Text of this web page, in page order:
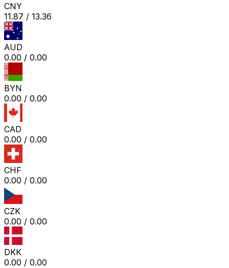
CNY
11.87 / 13.36
AUD
0.00 / 0.00
BYN
0.00 / 0.00
CAD
0.00 / 0.00
CHF
0.00 / 0.00
CZK
0.00 / 0.00
DKK
0.00 / 0.00